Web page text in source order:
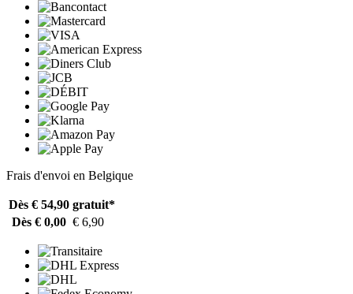
Frais d'envoi en Belgique
Dès € 54,90 gratuit*
Dès € 0,00 € 6,90